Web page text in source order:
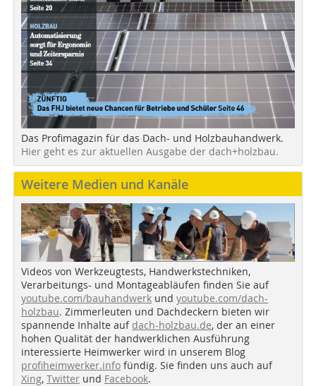
Das Profimagazin für das Dach- und Holzbauhandwerk.
Hier geht es zur aktuellen Ausgabe der dach+holzbau.
Weitere Medien und Kanäle
Videos von Werkzeugtests, Handwerkstechniken,
Verarbeitungs- und Montageabläufen finden Sie auf
youtube.com/bauhandwerk und youtube.com/dach-
holzbau. Zimmerleuten und Dachdeckern bieten wir
spannende Inhalte auf dach-holzbau.de, der an einer
hohen Qualität der handwerklichen Ausführung
interessierte Heimwerker wird in unserem Blog
profiheimwerker.info fündig. Sie finden uns auch auf
Xing, Twitter und Facebook.